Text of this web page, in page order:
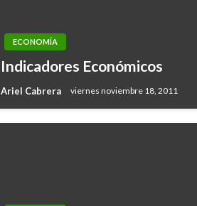
ECONOMÍA
Indicadores Económicos
Ariel Cabrera viernes noviembre 18, 2011